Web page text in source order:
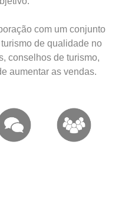
com um conjunto
de qualidade no
conselhos de turismo,
aumentar as vendas.